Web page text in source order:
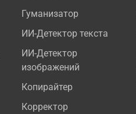
Гуманизатор
ИИ-Детектор текста
ИИ-Детектор
изображений
Копирайтер
Корректор